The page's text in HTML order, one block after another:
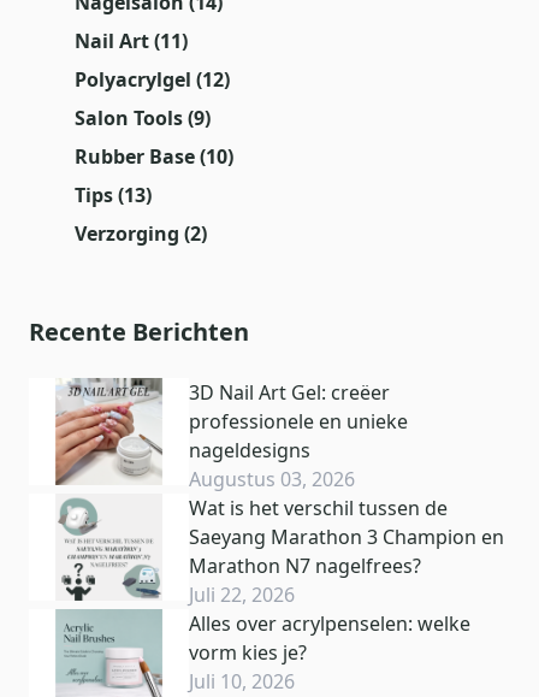
Nail Art(11)
Polyacrylgel (12)
Salon Tools(9)
Rubber Base(10)
Tips(13)
Verzorging (2)
Recente Berichten
3D Nail Art Gel: creëer
professionele en unieke
nageldesigns
Augustus 03, 2026
Wat is het verschil tussen de
Saeyang Marathon 3 Champion en
Marathon N7 nagelfrees?
Juli 22, 2026
Alles over acrylpenselen: welke
vorm kies je?
Juli 10, 2026